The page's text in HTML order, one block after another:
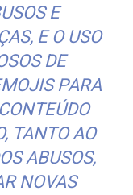
E
E O USO
DE
PARA
TANTO AO
ABUSOS,
NOVAS